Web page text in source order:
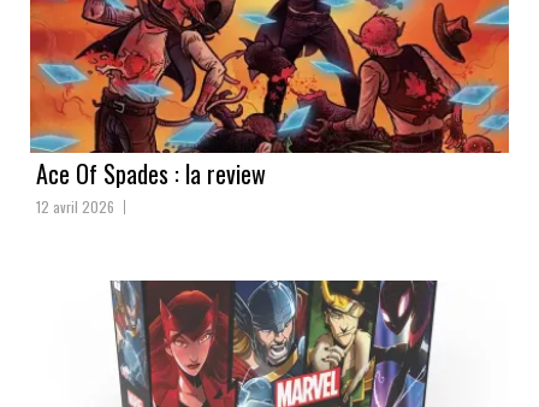
Ace Of Spades : la review
12 avril 2026